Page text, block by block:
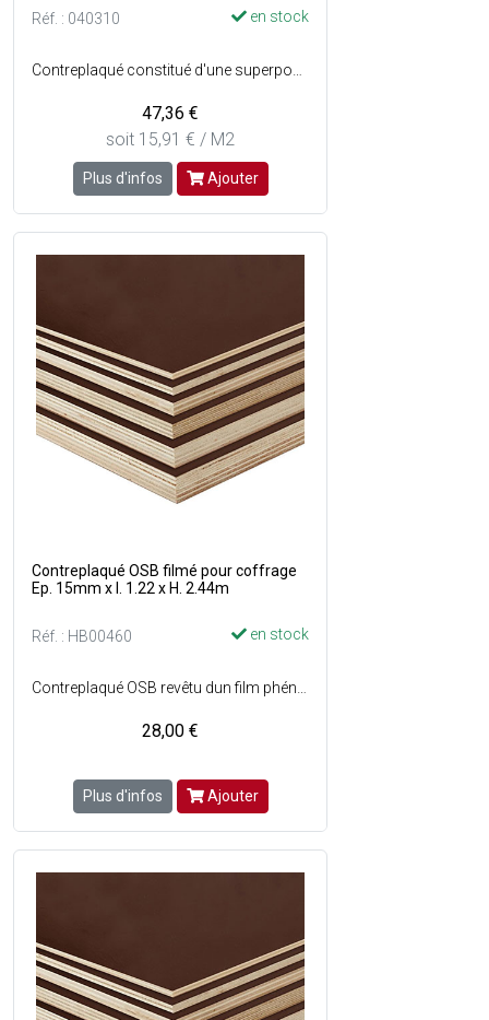
Réf. : 040310 en stock
47,36 €
soit 15,91 € / M2
Plus d'infos Ajouter
Contreplaqué OSB filmé pour coffrage
Ep. 15mm x l. 1.22 x H. 2.44m
Réf. : HB00460 en stock
28,00 €
Plus d'infos Ajouter